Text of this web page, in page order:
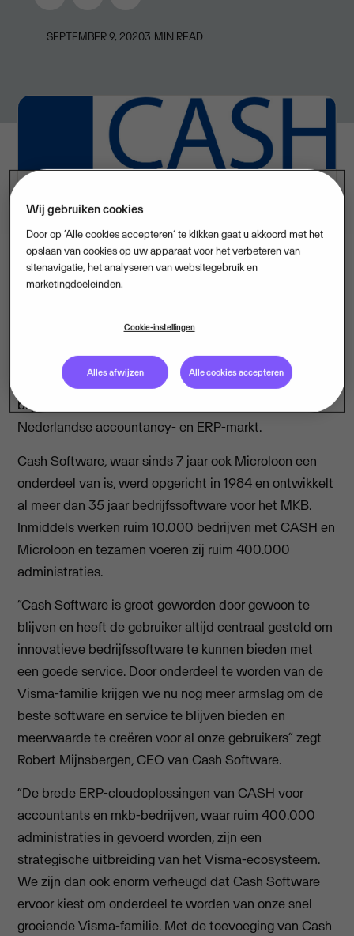
SEPTEMBER 9, 20203 MIN READ
Den Haag, 9 september 2020 -
deze strategische overname, die volgt op de
overnames van Visionplanner, Nmbrs en onlangs Yuki,
blijft de Visma Group gestaag groeien in de
Nederlandse accountancy- en ERP-markt.
Cash Software, waar sinds 7 jaar ook Microloon een
onderdeel van is, werd opgericht in 1984 en ontwikkelt
al meer dan 35 jaar bedrijfssoftware voor het MKB.
Inmiddels werken ruim 10.000 bedrijven met CASH en
Microloon en tezamen voeren zij ruim 400.000
administraties.
“Cash Software is groot geworden door gewoon te
blijven en heeft de gebruiker altijd centraal gesteld om
innovatieve bedrijfssoftware te kunnen bieden met
een goede service. Door onderdeel te worden van de
Visma-familie krijgen we nu nog meer armslag om de
beste software en service te blijven bieden en
meerwaarde te creëren voor al onze gebruikers” zegt
Robert Mijnsbergen, CEO van Cash Software.
“De brede ERP-cloudoplossingen van CASH voor
accountants en mkb-bedrijven, waar ruim 400.000
administraties in gevoerd worden, zijn een
strategische uitbreiding van het Visma-ecosysteem.
We zijn dan ook enorm verheugd dat Cash Software
ervoor kiest om onderdeel te worden van onze snel
groeiende Visma-familie. Met de toevoeging van Cash
Wij gebruiken cookies
Door op ‘Alle cookies accepteren’ te klikken gaat u akkoord met het
opslaan van cookies op uw apparaat voor het verbeteren van
sitenavigatie, het analyseren van websitegebruik en
marketingdoeleinden.
Cookie-instellingen
Alles afwijzen Alle cookies accepteren